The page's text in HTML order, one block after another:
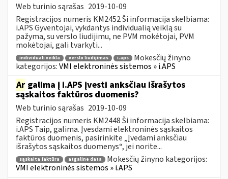
Web turinio sąrašas 2019-10-09
Registracijos numeris KM2452 Ši informacija skelbiama:
i.APS Gyventojai, vykdantys individualią veiklą su
pažyma, su verslo liudijimu, ne PVM mokėtojai, PVM
mokėtojai, gali tvarkyti...
individuali veikla verslo liudijimas i.aps
Mokesčių žinyno
kategorijos:VMI elektroninės sistemos » i.APS
Ar galima į i.APS įvesti anksčiau išrašytos
sąskaitos faktūros duomenis?
Web turinio sąrašas 2019-10-09
Registracijos numeris KM2448 Ši informacija skelbiama:
i.APS Taip, galima. Įvesdami elektroninės sąskaitos
faktūros duomenis, pasirinkite „Įvedami anksčiau
išrašytos sąskaitos duomenys“, jei norite...
sąskaita faktūra atgaline data
Mokesčių žinyno kategorijos:
VMI elektroninės sistemos » i.APS